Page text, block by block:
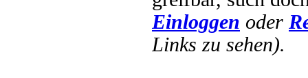
Einloggen oder
Links zu sehen).